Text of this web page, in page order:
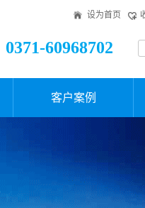
设为首页
0371-60968702
客户案例